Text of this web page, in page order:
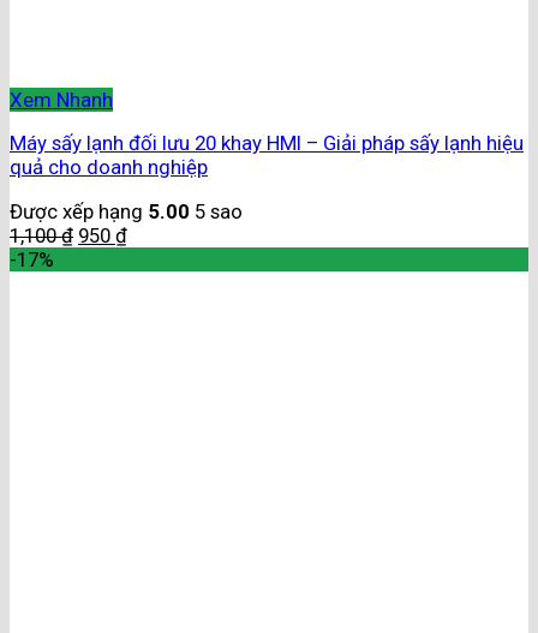
Xem Nhanh
Máy sấy lạnh đối lưu 20 khay HMI – Giải pháp sấy lạnh hiệu
quả cho doanh nghiệp
Được xếp hạng 5.00 5 sao
1,100₫ 950 ₫
-17%